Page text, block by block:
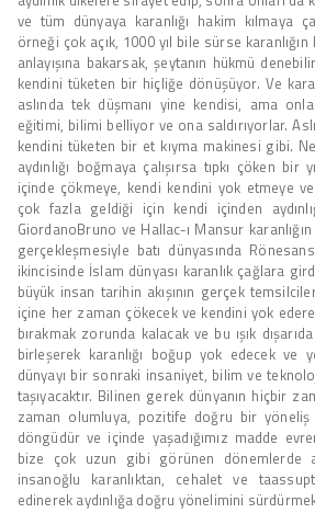
ve tüm dünyaya karanlığı hakim kılmaya
örneği çok açık, 1000 yıl bile sürse
anlayışına bakarsak, şeytanın hükmü
kendini tüketen bir hiçliğe dönüşüyor. Ve
aslında tek düşmanı yine kendisi, ama
eğitimi, bilimi belliyor ve ona saldırıyorlar.
kendini tüketen bir et kıyma makinesi gibi.
aydınlığı boğmaya çalışırsa tıpkı çöken
içinde çökmeye, kendi kendini yok etmeye ve
çok fazla geldiği için kendi içinden
GiordanoBruno ve Hallac-ı Mansur
gerçekleşmesiyle batı dünyasında
ikincisinde İslam dünyası karanlık çağlara
büyük insan tarihin akışının gerçek
içine her zaman çökecek ve kendini yok
bırakmak zorunda kalacak ve bu ışık
birleşerek karanlığı boğup yok edecek ve
dünyayı bir sonraki insaniyet, bilim ve
taşıyacaktır. Bilinen gerek dünyanın hiçbir
zaman olumluya, pozitife doğru bir yöneliş
döngüdür ve içinde yaşadığımız madde
bize çok uzun gibi görünen dönemlerde
insanoğlu karanlıktan, cehalet ve
edinerek aydınlığa doğru yönelimini